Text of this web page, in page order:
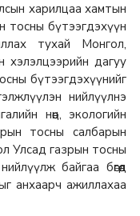
харилцаа хамтын
тосны бүтээгдэхүүн
тухай Монгол,
дагуу
бүтээгдэхүүнийг
нийлүүлнэ
нөөц, экологийн
тосны салбарын
Улсад газрын тосны
байгаа бөгөөд
анхаарч ажиллахаа